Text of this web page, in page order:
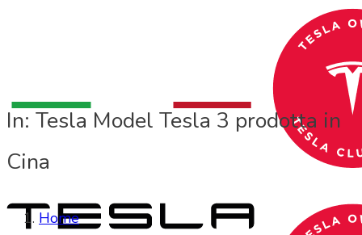
In: Tesla Model Tesla 3 prodotta in
Cina
Home